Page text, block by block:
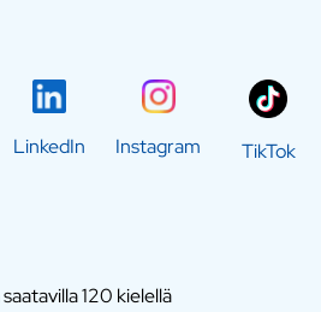
LinkedIn Instagram TikTok
120 kielellä